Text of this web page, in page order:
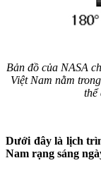
Bản đồ của NASA
Việt Nam nằm
thể
Dưới đây là lịch
Nam rạng sáng